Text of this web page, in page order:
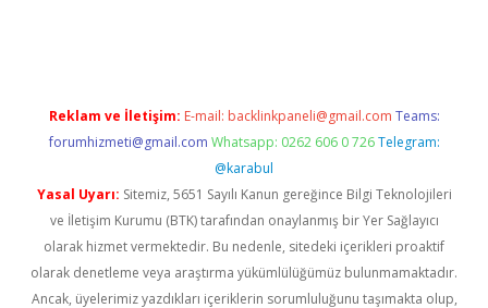
Reklam ve İletişim: E-mail: backlinkpaneli@gmail.com Teams:
forumhizmeti@gmail.com Whatsapp: 0262 606 0 726 Telegram:
@karabul
Yasal Uyarı: Sitemiz, 5651 Sayılı Kanun gereğince Bilgi Teknolojileri
ve İletişim Kurumu (BTK) tarafından onaylanmış bir Yer Sağlayıcı
olarak hizmet vermektedir. Bu nedenle, sitedeki içerikleri proaktif
olarak denetleme veya araştırma yükümlülüğümüz bulunmamaktadır.
Ancak, üyelerimiz yazdıkları içeriklerin sorumluluğunu taşımakta olup,